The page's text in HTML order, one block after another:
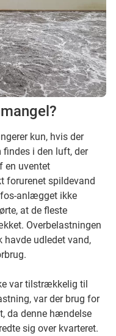
kun, hvis der
i den luft, der
en uventet
forurenet spildevand
anlægget ikke
at de fleste
Overbelastningen
udledet vand,
var tilstrækkelig til
var der brug for
da denne hændelse
sig over kvarteret.